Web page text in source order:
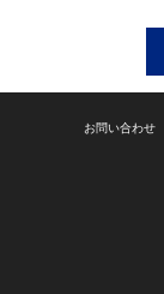
お問い合わせ